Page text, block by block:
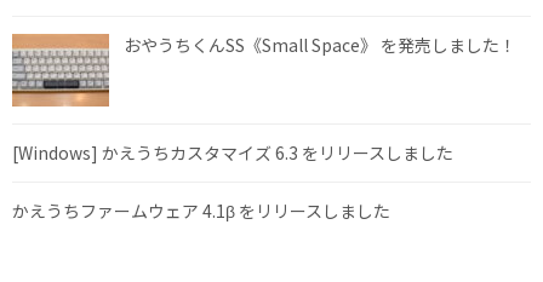
おやうちくんSS《Small Space》 を発売しました！
[Windows] かえうちカスタマイズ 6.3 をリリースしました
かえうちファームウェア 4.1β をリリースしました